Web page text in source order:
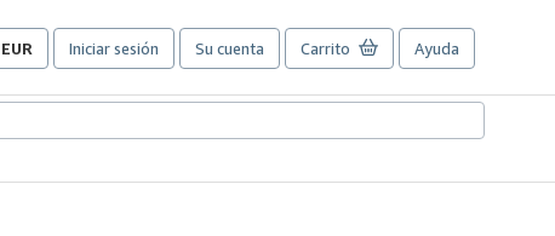
EUR
Preferencias
compra
sitio.
Iniciar sesión Su cuenta Carrito Ayuda